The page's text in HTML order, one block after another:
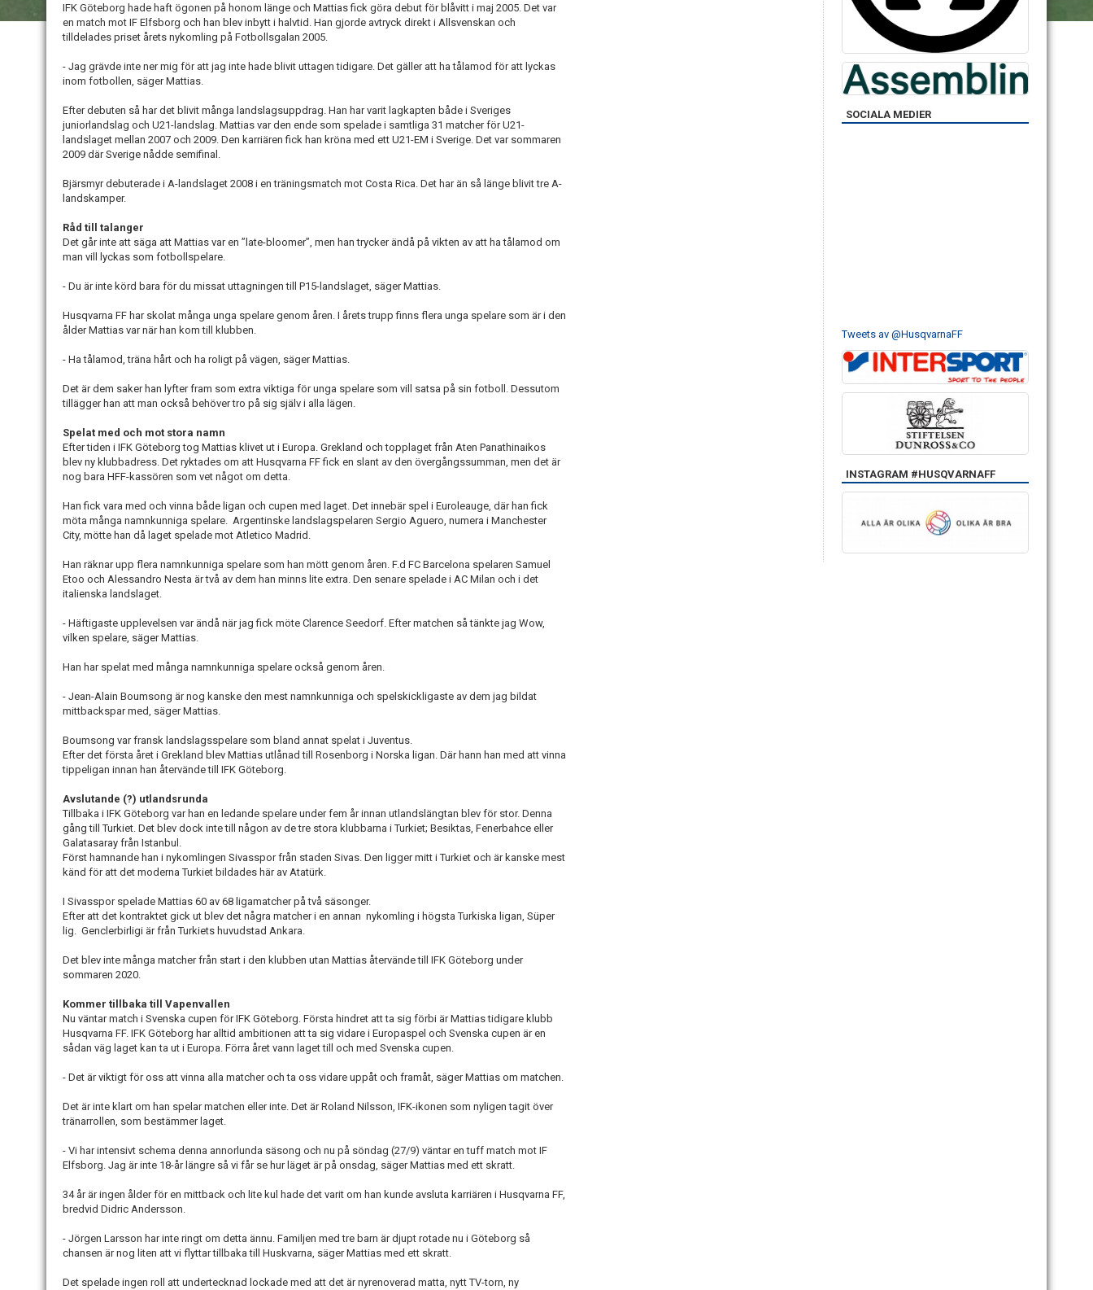
IFK Göteborg hade haft ögonen på honom länge och Mattias fick göra debut för blåvitt i maj 2005. Det var
en match mot IF Elfsborg och han blev inbytt i halvtid. Han gjorde avtryck direkt i Allsvenskan och
tilldelades priset årets nykomling på Fotbollsgalan 2005.
- Jag grävde inte ner mig för att jag inte hade blivit uttagen tidigare. Det gäller att ha tålamod för att lyckas
inom fotbollen, säger Mattias.
Efter debuten så har det blivit många landslagsuppdrag. Han har varit lagkapten både i Sveriges
juniorlandslag och U21-landslag. Mattias var den ende som spelade i samtliga 31 matcher för U21-
landslaget mellan 2007 och 2009. Den karriären fick han kröna med ett U21-EM i Sverige. Det var sommaren
2009 där Sverige nådde semifinal.
Bjärsmyr debuterade i A-landslaget 2008 i en träningsmatch mot Costa Rica. Det har än så länge blivit tre A-
landskamper.
Råd till talanger
Det går inte att säga att Mattias var en ”late-bloomer”, men han trycker ändå på vikten av att ha tålamod om
man vill lyckas som fotbollspelare.
- Du är inte körd bara för du missat uttagningen till P15-landslaget, säger Mattias.
Husqvarna FF har skolat många unga spelare genom åren. I årets trupp finns flera unga spelare som är i den
ålder Mattias var när han kom till klubben.
- Ha tålamod, träna hårt och ha roligt på vägen, säger Mattias.
Det är dem saker han lyfter fram som extra viktiga för unga spelare som vill satsa på sin fotboll. Dessutom
tillägger han att man också behöver tro på sig själv i alla lägen.
Spelat med och mot stora namn
Efter tiden i IFK Göteborg tog Mattias klivet ut i Europa. Grekland och topplaget från Aten Panathinaikos
blev ny klubbadress. Det ryktades om att Husqvarna FF fick en slant av den övergångssumman, men det är
nog bara HFF-kassören som vet något om detta.
Han fick vara med och vinna både ligan och cupen med laget. Det innebär spel i Euroleauge, där han fick
möta många namnkunniga spelare. Argentinske landslagspelaren Sergio Aguero, numera i Manchester
City, mötte han då laget spelade mot Atletico Madrid.
Han räknar upp flera namnkunniga spelare som han mött genom åren. F.d FC Barcelona spelaren Samuel
Etoo och Alessandro Nesta är två av dem han minns lite extra. Den senare spelade i AC Milan och i det
italienska landslaget.
- Häftigaste upplevelsen var ändå när jag fick möte Clarence Seedorf. Efter matchen så tänkte jag Wow,
vilken spelare, säger Mattias.
Han har spelat med många namnkunniga spelare också genom åren.
- Jean-Alain Boumsong är nog kanske den mest namnkunniga och spelskickligaste av dem jag bildat
mittbackspar med, säger Mattias.
Boumsong var fransk landslagsspelare som bland annat spelat i Juventus.
Efter det första året i Grekland blev Mattias utlånad till Rosenborg i Norska ligan. Där hann han med att vinna
tippeligan innan han återvände till IFK Göteborg.
Avslutande (?) utlandsrunda
Tillbaka i IFK Göteborg var han en ledande spelare under fem år innan utlandslängtan blev för stor. Denna
gång till Turkiet. Det blev dock inte till någon av de tre stora klubbarna i Turkiet; Besiktas, Fenerbahce eller
Galatasaray från Istanbul.
Först hamnande han i nykomlingen Sivasspor från staden Sivas. Den ligger mitt i Turkiet och är kanske mest
känd för att det moderna Turkiet bildades här av Atatürk.
I Sivasspor spelade Mattias 60 av 68 ligamatcher på två säsonger.
Efter att det kontraktet gick ut blev det några matcher i en annan nykomling i högsta Turkiska ligan, Süper
lig. Genclerbirligi är från Turkiets huvudstad Ankara.
Det blev inte många matcher från start i den klubben utan Mattias återvände till IFK Göteborg under
sommaren 2020.
Kommer tillbaka till Vapenvallen
Nu väntar match i Svenska cupen för IFK Göteborg. Första hindret att ta sig förbi är Mattias tidigare klubb
Husqvarna FF. IFK Göteborg har alltid ambitionen att ta sig vidare i Europaspel och Svenska cupen är en
sådan väg laget kan ta ut i Europa. Förra året vann laget till och med Svenska cupen.
- Det är viktigt för oss att vinna alla matcher och ta oss vidare uppåt och framåt, säger Mattias om matchen.
Det är inte klart om han spelar matchen eller inte. Det är Roland Nilsson, IFK-ikonen som nyligen tagit över
tränarrollen, som bestämmer laget.
- Vi har intensivt schema denna annorlunda säsong och nu på söndag (27/9) väntar en tuff match mot IF
Elfsborg. Jag är inte 18-år längre så vi får se hur läget är på onsdag, säger Mattias med ett skratt.
34 år är ingen ålder för en mittback och lite kul hade det varit om han kunde avsluta karriären i Husqvarna FF,
bredvid Didric Andersson.
- Jörgen Larsson har inte ringt om detta ännu. Familjen med tre barn är djupt rotade nu i Göteborg så
chansen är nog liten att vi flyttar tillbaka till Huskvarna, säger Mattias med ett skratt.
Det spelade ingen roll att undertecknad lockade med att det är nyrenoverad matta, nytt TV-torn, ny
SOCIALA MEDIER
Tweets av @HusqvarnaFF
INSTAGRAM #HUSQVARNAFF